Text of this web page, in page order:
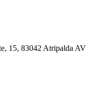
15, 83042 Atripalda AV